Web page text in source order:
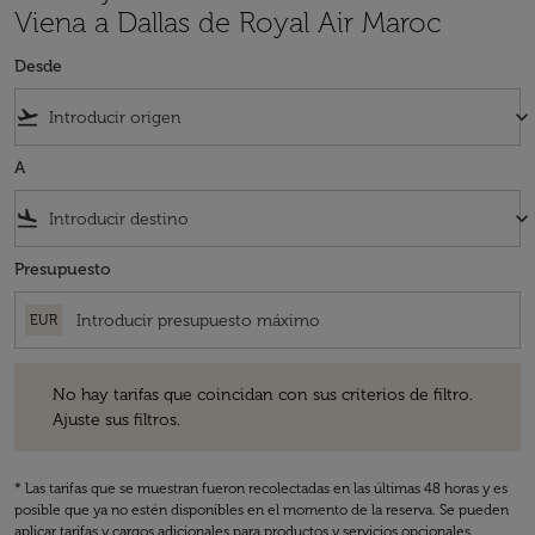
Viena a Dallas de Royal Air Maroc
Desde
flight_takeoff keyboard_arrow_down
A
flight_land keyboard_arrow_down
Presupuesto
EUR
No hay tarifas que coincidan con sus criterios de filtro.
Ajuste sus filtros.
* Las tarifas que se muestran fueron recolectadas en las últimas 48 horas y es
posible que ya no estén disponibles en el momento de la reserva. Se pueden
aplicar tarifas y cargos adicionales para productos y servicios opcionales.